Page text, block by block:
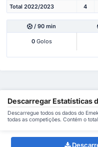
Total 2022/2023 4
/ 90 min
0Golos
Descarregar Estatísticas
Descarregue todos os dados do
todas as competições. Contém o